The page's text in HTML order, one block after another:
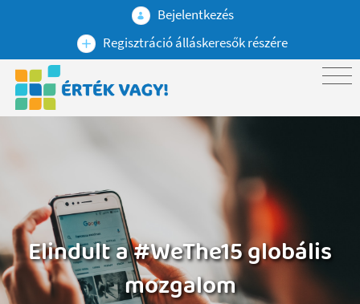
Bejelentkezés
Regisztráció álláskeresők részére
Elindult a #WeThe15 globális
mozgalom